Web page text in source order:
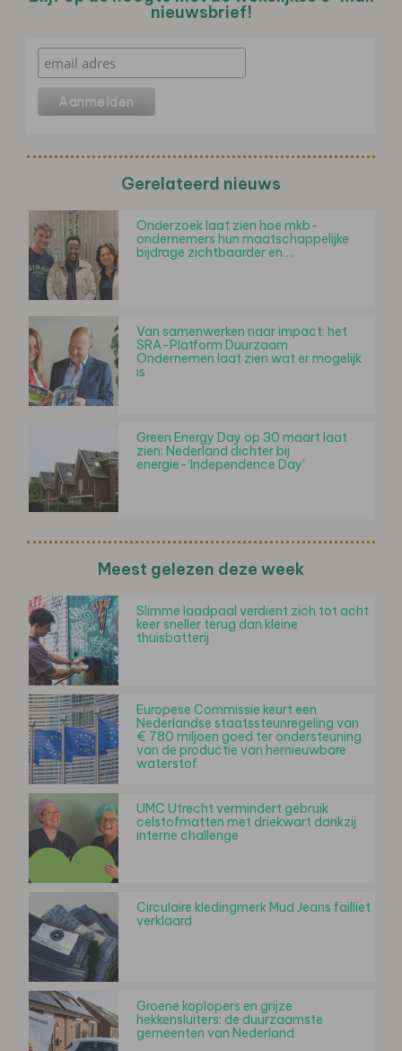
nieuwsbrief!
Gerelateerd nieuws
Onderzoek laat zien hoe mkb-
ondernemers hun maatschappelijke
bijdrage zichtbaarder en…
Van samenwerken naar impact: het
SRA-Platform Duurzaam
Ondernemen laat zien wat er mogelijk
is
Green Energy Day op 30 maart laat
zien: Nederland dichter bij
energie-‘Independence Day’
Meest gelezen deze week
Slimme laadpaal verdient zich tot acht
keer sneller terug dan kleine
thuisbatterij
Europese Commissie keurt een
Nederlandse staatssteunregeling van
€ 780 miljoen goed ter ondersteuning
van de productie van hernieuwbare
waterstof
UMC Utrecht vermindert gebruik
celstofmatten met driekwart dankzij
interne challenge
Circulaire kledingmerk Mud Jeans failliet
verklaard
Groene koplopers en grijze
hekkensluiters: de duurzaamste
gemeenten van Nederland